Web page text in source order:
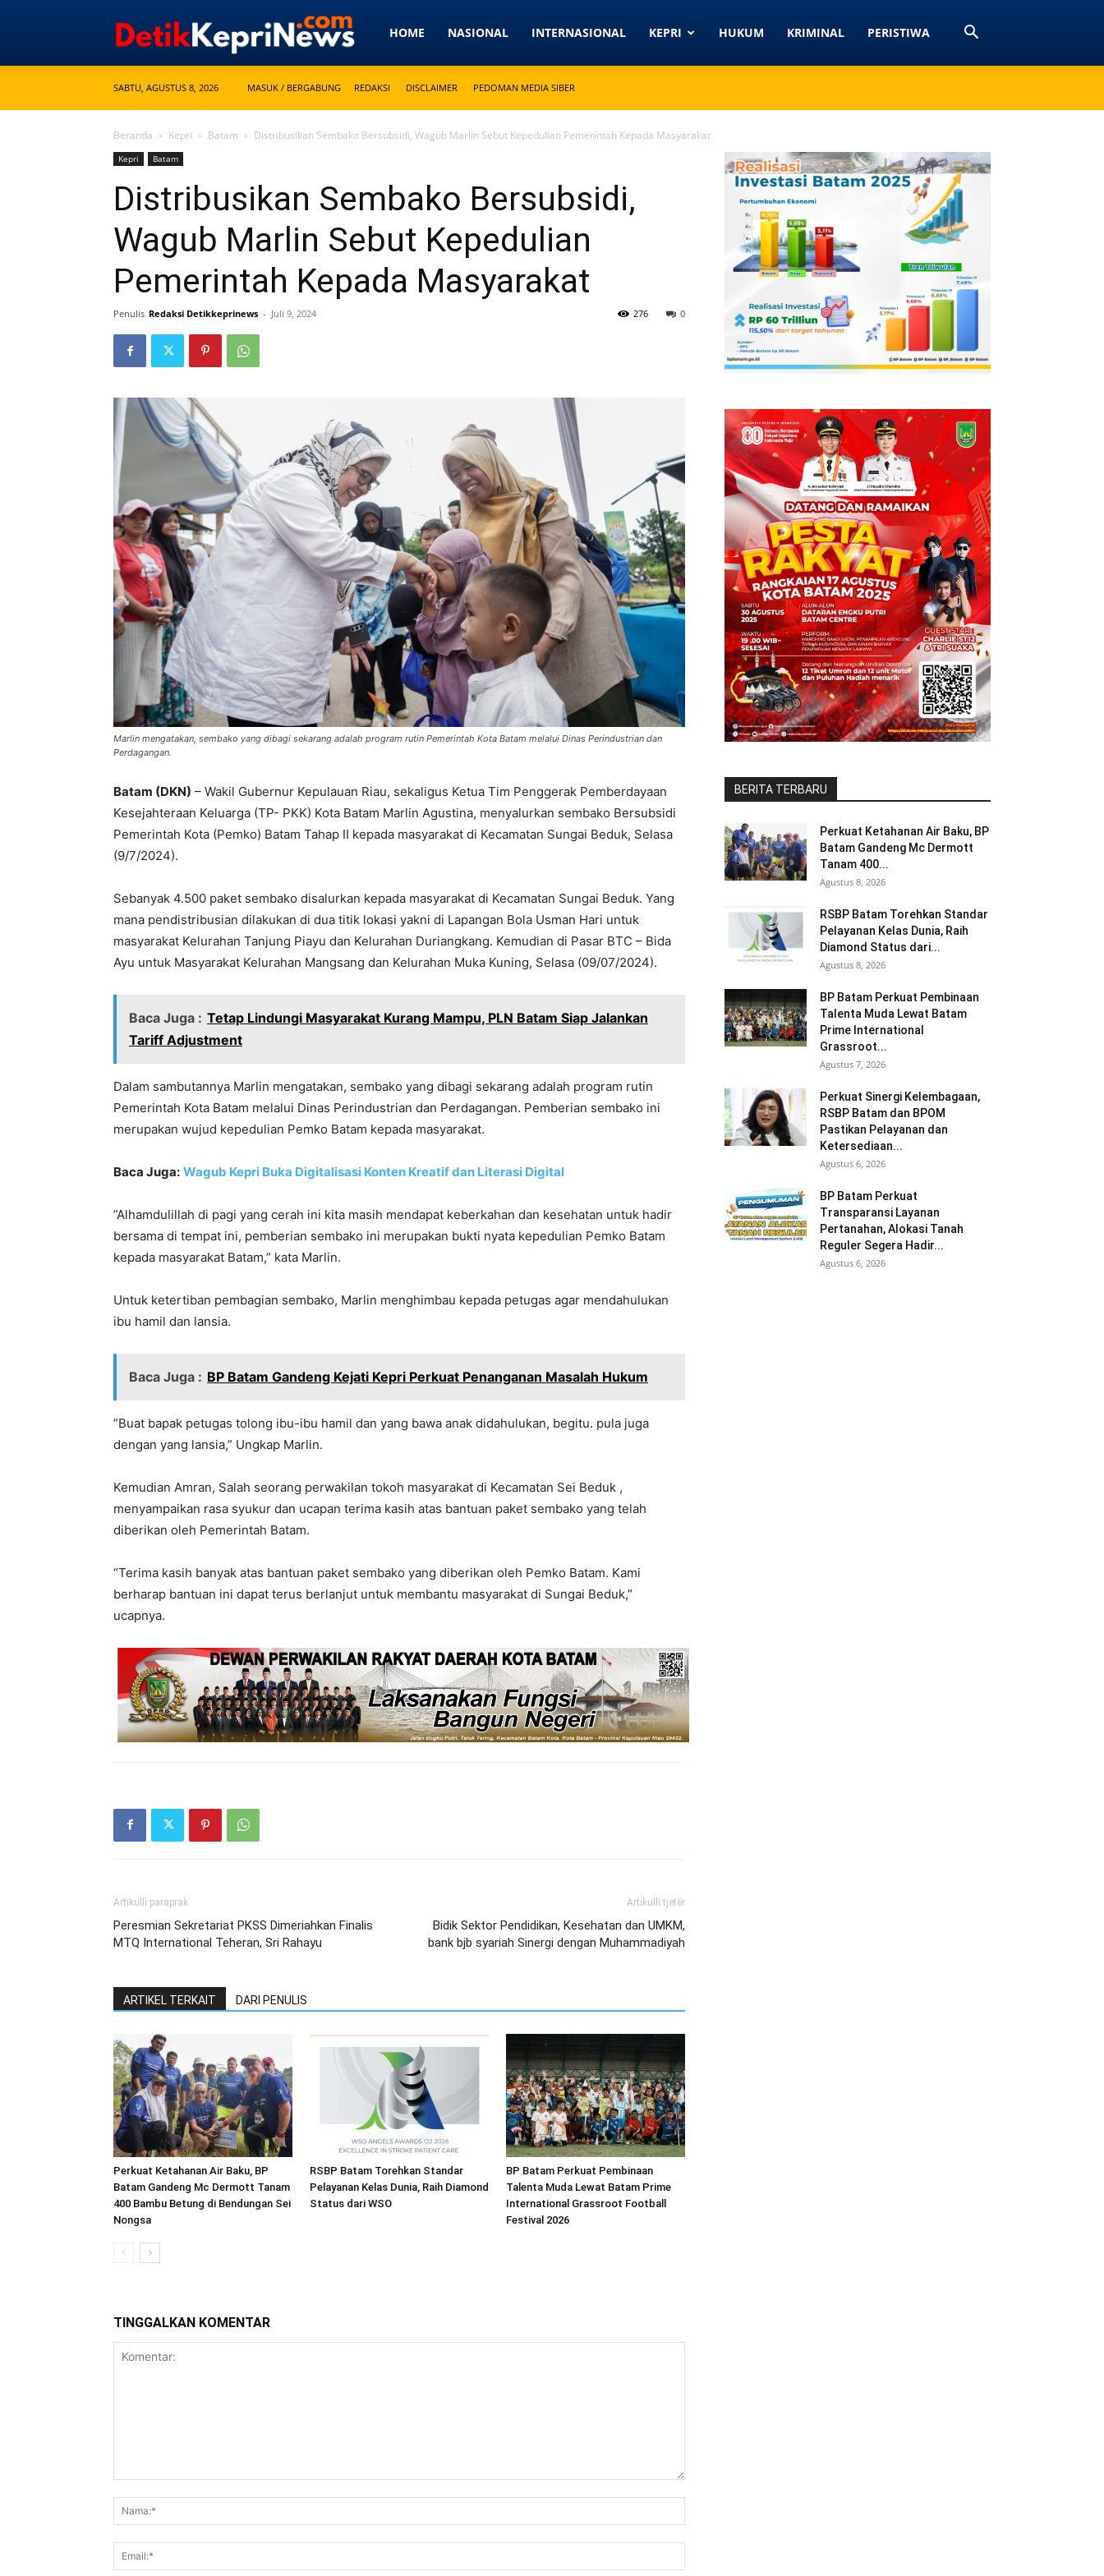
Detikkeprinews.com
HOME NASIONAL INTERNASIONAL KEPRI HUKUM KRIMINAL PERISTIWA
SABTU, AGUSTUS 8, 2026 MASUK / BERGABUNG REDAKSI DISCLAIMER PEDOMAN MEDIA SIBER
Beranda Kepri Batam Distribusikan Sembako Bersubsidi, Wagub Marlin Sebut Kepedulian Pemerintah Kepada Masyarakat
Kepri Batam
Distribusikan Sembako Bersubsidi,
Wagub Marlin Sebut Kepedulian
Pemerintah Kepada Masyarakat
Penulis Redaksi Detikkeprinews - Juli 9, 2024 0
276
Marlin mengatakan, sembako yang dibagi sekarang adalah program rutin Pemerintah Kota Batam melalui Dinas Perindustrian dan
Perdagangan.
Batam (DKN) – Wakil Gubernur Kepulauan Riau, sekaligus Ketua Tim Penggerak Pemberdayaan
Kesejahteraan Keluarga (TP- PKK) Kota Batam Marlin Agustina, menyalurkan sembako Bersubsidi
Pemerintah Kota (Pemko) Batam Tahap II kepada masyarakat di Kecamatan Sungai Beduk, Selasa
(9/7/2024).
Sebanyak 4.500 paket sembako disalurkan kepada masyarakat di Kecamatan Sungai Beduk. Yang
mana pendistribusian dilakukan di dua titik lokasi yakni di Lapangan Bola Usman Hari untuk
masyarakat Kelurahan Tanjung Piayu dan Kelurahan Duriangkang. Kemudian di Pasar BTC – Bida
Ayu untuk Masyarakat Kelurahan Mangsang dan Kelurahan Muka Kuning, Selasa (09/07/2024).
Baca Juga : Tetap Lindungi Masyarakat Kurang Mampu, PLN Batam Siap Jalankan
Tariff Adjustment
Dalam sambutannya Marlin mengatakan, sembako yang dibagi sekarang adalah program rutin
Pemerintah Kota Batam melalui Dinas Perindustrian dan Perdagangan. Pemberian sembako ini
merupakan wujud kepedulian Pemko Batam kepada masyarakat.
Baca Juga: Wagub Kepri Buka Digitalisasi Konten Kreatif dan Literasi Digital
”Alhamdulillah di pagi yang cerah ini kita masih mendapat keberkahan dan kesehatan untuk hadir
bersama di tempat ini, pemberian sembako ini merupakan bukti nyata kepedulian Pemko Batam
kepada masyarakat Batam,” kata Marlin.
Untuk ketertiban pembagian sembako, Marlin menghimbau kepada petugas agar mendahulukan
ibu hamil dan lansia.
Baca Juga : BP Batam Gandeng Kejati Kepri Perkuat Penanganan Masalah Hukum
”Buat bapak petugas tolong ibu-ibu hamil dan yang bawa anak didahulukan, begitu. pula juga
dengan yang lansia,” Ungkap Marlin.
Kemudian Amran, Salah seorang perwakilan tokoh masyarakat di Kecamatan Sei Beduk ,
menyampaikan rasa syukur dan ucapan terima kasih atas bantuan paket sembako yang telah
diberikan oleh Pemerintah Batam.
“Terima kasih banyak atas bantuan paket sembako yang diberikan oleh Pemko Batam. Kami
berharap bantuan ini dapat terus berlanjut untuk membantu masyarakat di Sungai Beduk,”
ucapnya.
Artikulli paraprak
Peresmian Sekretariat PKSS Dimeriahkan Finalis
MTQ International Teheran, Sri Rahayu
Artikulli tjetër
Bidik Sektor Pendidikan, Kesehatan dan UMKM,
bank bjb syariah Sinergi dengan Muhammadiyah
ARTIKEL TERKAIT DARI PENULIS
Perkuat Ketahanan Air Baku, BP
Batam Gandeng Mc Dermott Tanam
400 Bambu Betung di Bendungan Sei
Nongsa
RSBP Batam Torehkan Standar
Pelayanan Kelas Dunia, Raih Diamond
Status dari WSO
BP Batam Perkuat Pembinaan
Talenta Muda Lewat Batam Prime
International Grassroot Football
Festival 2026
TINGGALKAN KOMENTAR
BERITA TERBARU
Perkuat Ketahanan Air Baku, BP
Batam Gandeng Mc Dermott
Tanam 400...
Agustus 8, 2026
RSBP Batam Torehkan Standar
Pelayanan Kelas Dunia, Raih
Diamond Status dari...
Agustus 8, 2026
BP Batam Perkuat Pembinaan
Talenta Muda Lewat Batam
Prime International
Grassroot...
Agustus 7, 2026
Perkuat Sinergi Kelembagaan,
RSBP Batam dan BPOM
Pastikan Pelayanan dan
Ketersediaan...
Agustus 6, 2026
BP Batam Perkuat
Transparansi Layanan
Pertanahan, Alokasi Tanah
Reguler Segera Hadir...
Agustus 6, 2026